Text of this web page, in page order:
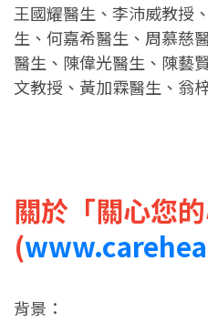
王國耀醫生、李沛威教授
生、何嘉希醫生、周慕慈
醫生、陳偉光醫生、陳藝
文教授、黃加霖醫生、翁
關於「關心您的
(
背景：